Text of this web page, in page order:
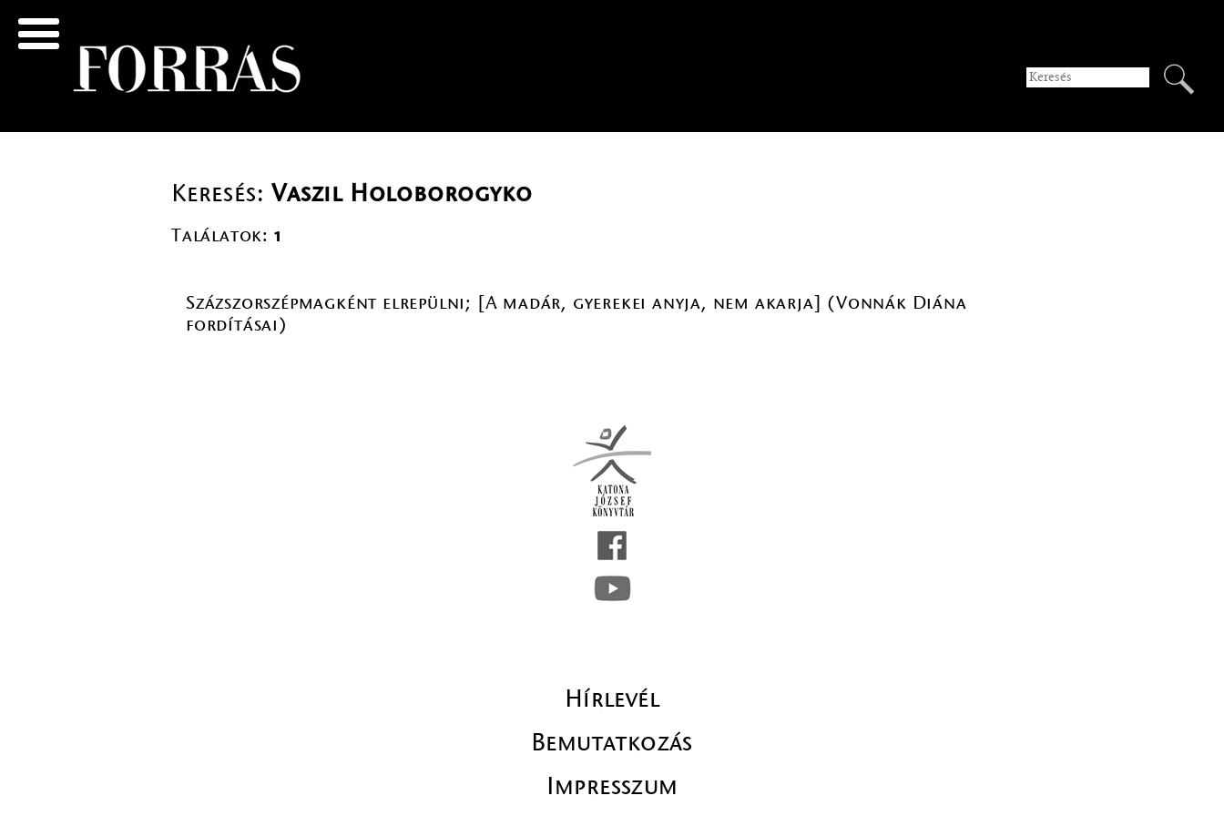
Keresés:Vaszil Holoborogyko
Találatok: 1
Százszorszépmagként elrepülni; [A madár, gyerekei anyja, nem akarja] (Vonnák Diána
fordításai)
Hírlevél
Bemutatkozás
Impresszum